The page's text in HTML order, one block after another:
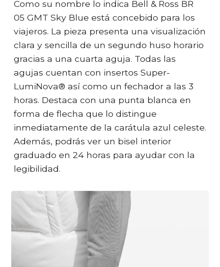
Como su nombre lo indica Bell & Ross BR
05 GMT Sky Blue está concebido para los
viajeros. La pieza presenta una visualización
clara y sencilla de un segundo huso horario
gracias a una cuarta aguja. Todas las
agujas cuentan con insertos Super-
LumiNova® así como un fechador a las 3
horas. Destaca con una punta blanca en
forma de flecha que lo distingue
inmediatamente de la carátula azul celeste.
Además, podrás ver un bisel interior
graduado en 24 horas para ayudar con la
legibilidad.